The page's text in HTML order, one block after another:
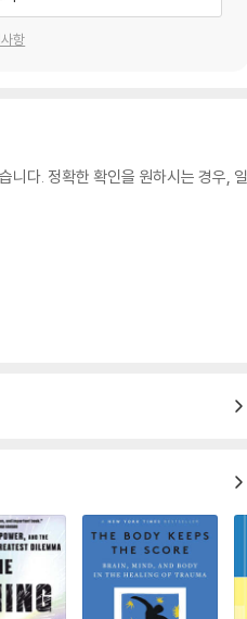
항
니다. 정확한 확인을 원하시는 경우, 일